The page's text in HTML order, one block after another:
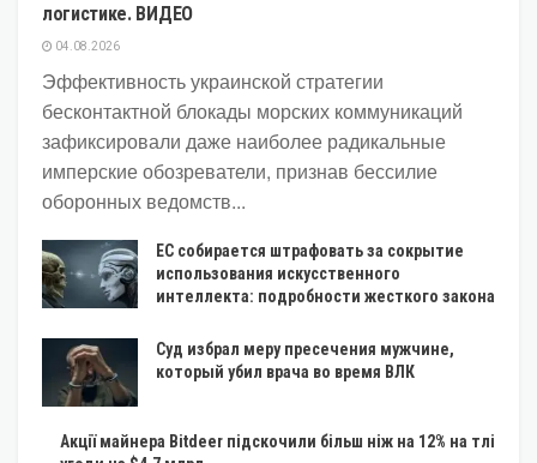
логистике. ВИДЕО
04.08.2026
Эффективность украинской стратегии
бесконтактной блокады морских коммуникаций
зафиксировали даже наиболее радикальные
имперские обозреватели, признав бессилие
оборонных ведомств...
ЕС собирается штрафовать за сокрытие
использования искусственного
интеллекта: подробности жесткого закона
Суд избрал меру пресечения мужчине,
который убил врача во время ВЛК
Акції майнера Bitdeer підскочили більш ніж на 12% на тлі